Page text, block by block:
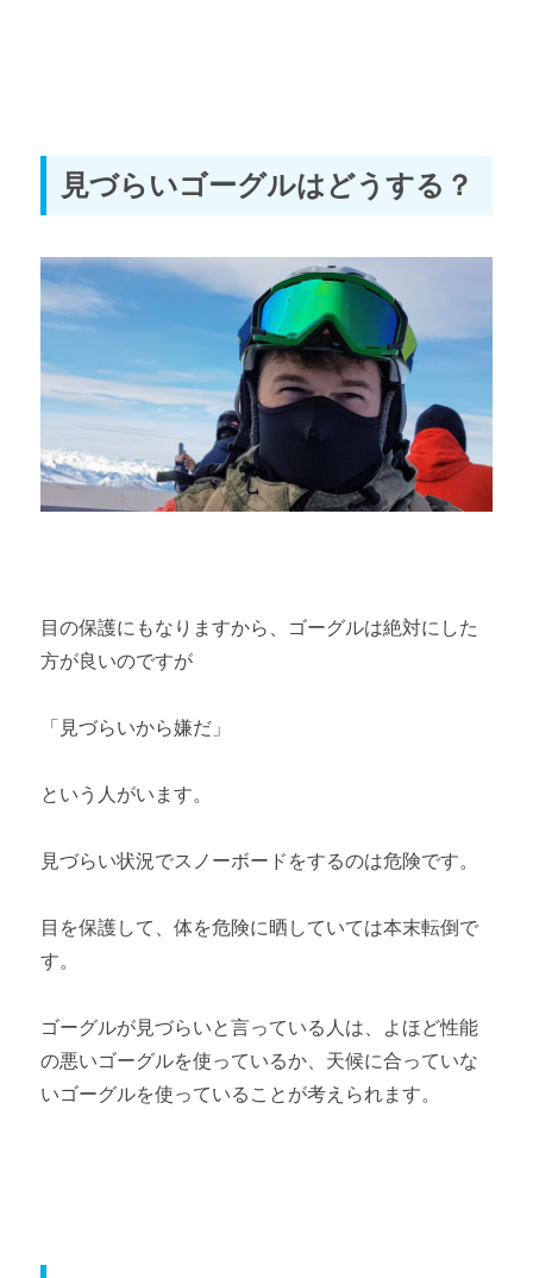
見づらいゴーグルはどうする？
目の保護にもなりますから、ゴーグルは絶対にした
方が良いのですが
「見づらいから嫌だ」
という人がいます。
見づらい状況でスノーボードをするのは危険です。
目を保護して、体を危険に晒していては本末転倒で
す。
ゴーグルが見づらいと言っている人は、よほど性能
の悪いゴーグルを使っているか、天候に合っていな
いゴーグルを使っていることが考えられます。